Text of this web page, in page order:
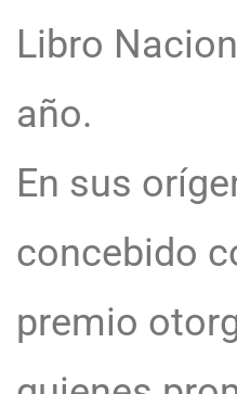
Libro
año.
En sus
concebido
premio